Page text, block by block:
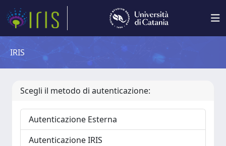
IRIS
Scegli il metodo di autenticazione:
Autenticazione Esterna
Autenticazione IRIS